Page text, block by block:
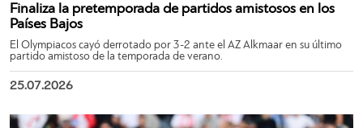
Finaliza la pretemporada de partidos amistosos en los
Países Bajos
El Olympiacos cayó derrotado por 3-2 ante el AZ Alkmaar en su último
partido amistoso de la temporada de verano.
25.07.2026